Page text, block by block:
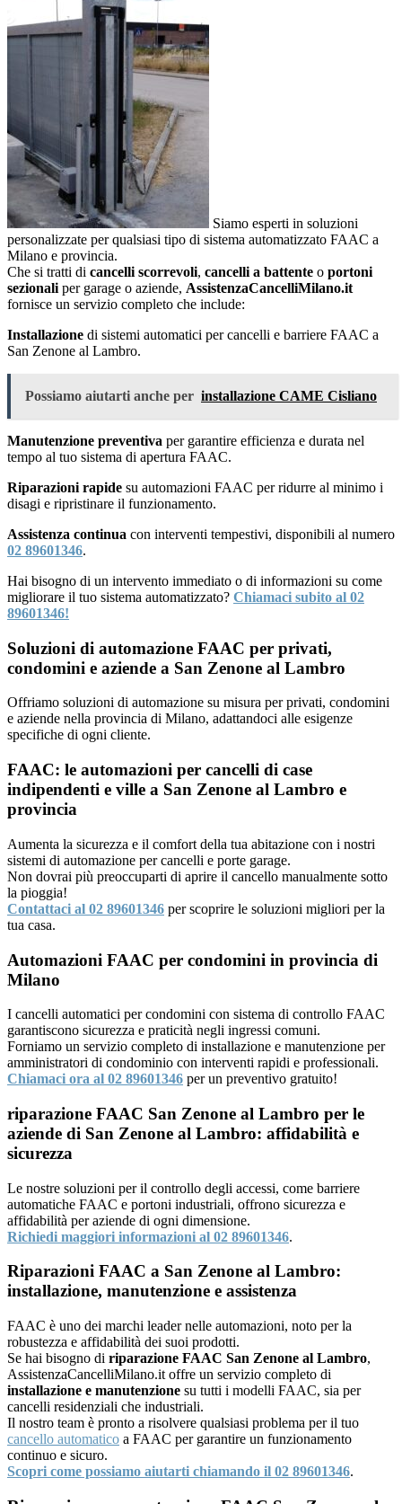
Siamo esperti in soluzioni
personalizzate per qualsiasi tipo di sistema automatizzato FAAC a
Milano e provincia.
Che si tratti di cancelli scorrevoli, cancelli a battente o portoni
sezionali per garage o aziende, AssistenzaCancelliMilano.it
fornisce un servizio completo che include:
Installazione di sistemi automatici per cancelli e barriere FAAC a
San Zenone al Lambro.
Possiamo aiutarti anche per installazione CAME Cisliano
Manutenzione preventiva per garantire efficienza e durata nel
tempo al tuo sistema di apertura FAAC.
Riparazioni rapide su automazioni FAAC per ridurre al minimo i
disagi e ripristinare il funzionamento.
Assistenza continua con interventi tempestivi, disponibili al numero
02 89601346.
Hai bisogno di un intervento immediato o di informazioni su come
migliorare il tuo sistema automatizzato? Chiamaci subito al 02
89601346!
Soluzioni di automazione FAAC per privati,
condomini e aziende a San Zenone al Lambro
Offriamo soluzioni di automazione su misura per privati, condomini
e aziende nella provincia di Milano, adattandoci alle esigenze
specifiche di ogni cliente.
FAAC: le automazioni per cancelli di case
indipendenti e ville a San Zenone al Lambro e
provincia
Aumenta la sicurezza e il comfort della tua abitazione con i nostri
sistemi di automazione per cancelli e porte garage.
Non dovrai più preoccuparti di aprire il cancello manualmente sotto
la pioggia!
Contattaci al 02 89601346 per scoprire le soluzioni migliori per la
tua casa.
Automazioni FAAC per condomini in provincia di
Milano
I cancelli automatici per condomini con sistema di controllo FAAC
garantiscono sicurezza e praticità negli ingressi comuni.
Forniamo un servizio completo di installazione e manutenzione per
amministratori di condominio con interventi rapidi e professionali.
Chiamaci ora al 02 89601346 per un preventivo gratuito!
riparazione FAAC San Zenone al Lambro per le
aziende di San Zenone al Lambro: affidabilità e
sicurezza
Le nostre soluzioni per il controllo degli accessi, come barriere
automatiche FAAC e portoni industriali, offrono sicurezza e
affidabilità per aziende di ogni dimensione.
Richiedi maggiori informazioni al 02 89601346.
Riparazioni FAAC a San Zenone al Lambro:
installazione, manutenzione e assistenza
FAAC è uno dei marchi leader nelle automazioni, noto per la
robustezza e affidabilità dei suoi prodotti.
Se hai bisogno di riparazione FAAC San Zenone al Lambro,
AssistenzaCancelliMilano.it offre un servizio completo di
installazione e manutenzione su tutti i modelli FAAC, sia per
cancelli residenziali che industriali.
Il nostro team è pronto a risolvere qualsiasi problema per il tuo
cancello automatico a FAAC per garantire un funzionamento
continuo e sicuro.
Scopri come possiamo aiutarti chiamando il 02 89601346.